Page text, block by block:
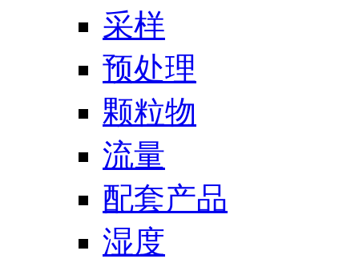
采样
预处理
颗粒物
流量
配套产品
湿度